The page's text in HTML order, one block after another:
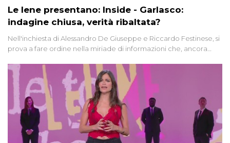
Le Iene presentano: Inside - Garlasco:
indagine chiusa, verità ribaltata?
Nell'inchiesta di Alessandro De Giuseppe e Riccardo Festinese, si
prova a fare ordine nella miriade di informazioni che, ancora
giudiziarie più discusse degli ultimi anni. Lo speciale ricostruisce la
vicenda mettendo in fila testimonianze, errori, dettagli
controversi e i protagonisti di un'indagine che sembra non avere
fine.